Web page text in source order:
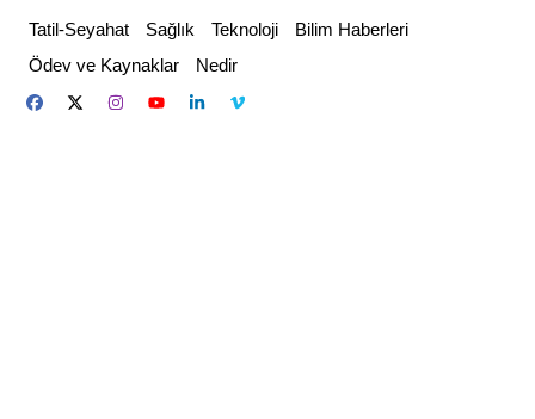
content
Tatil-Seyahat Sağlık Teknoloji
Bilim Haberleri
Ödev ve Kaynaklar
Nedir